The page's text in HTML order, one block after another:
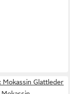
Mokassin Glattleder